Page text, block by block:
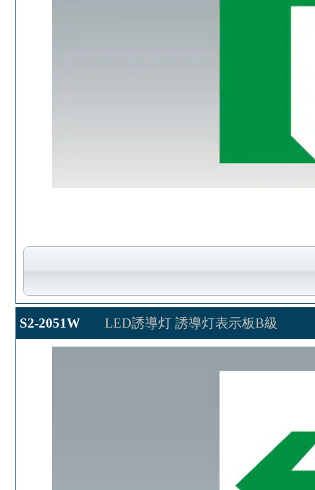
S2-2051W LED誘導灯 誘導灯表示板B級